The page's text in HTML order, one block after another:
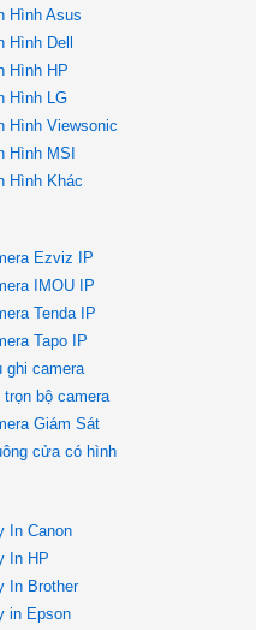
Hình Asus
Hình Dell
Hình HP
Hình LG
Hình Viewsonic
Hình MSI
Hình Khác
Ezviz IP
IMOU IP
Tenda IP
Tapo IP
ghi camera
trọn bộ camera
Giám Sát
cửa có hình
In Canon
In HP
In Brother
in Epson